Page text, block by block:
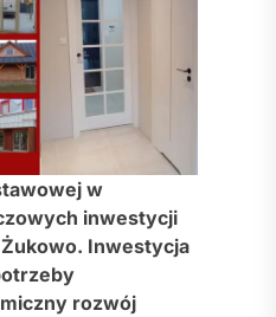
w
inwestycji
Inwestycja
rozwój